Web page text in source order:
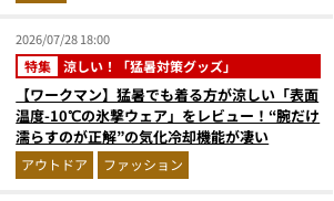
2026/07/28 18:00
特集 涼しい！「猛暑対策グッズ」
【ワークマン】猛暑でも着る方が涼しい「表面
温度-10℃の氷撃ウェア」をレビュー！“腕だけ
濡らすのが正解”の気化冷却機能が凄い
アウトドア ファッション